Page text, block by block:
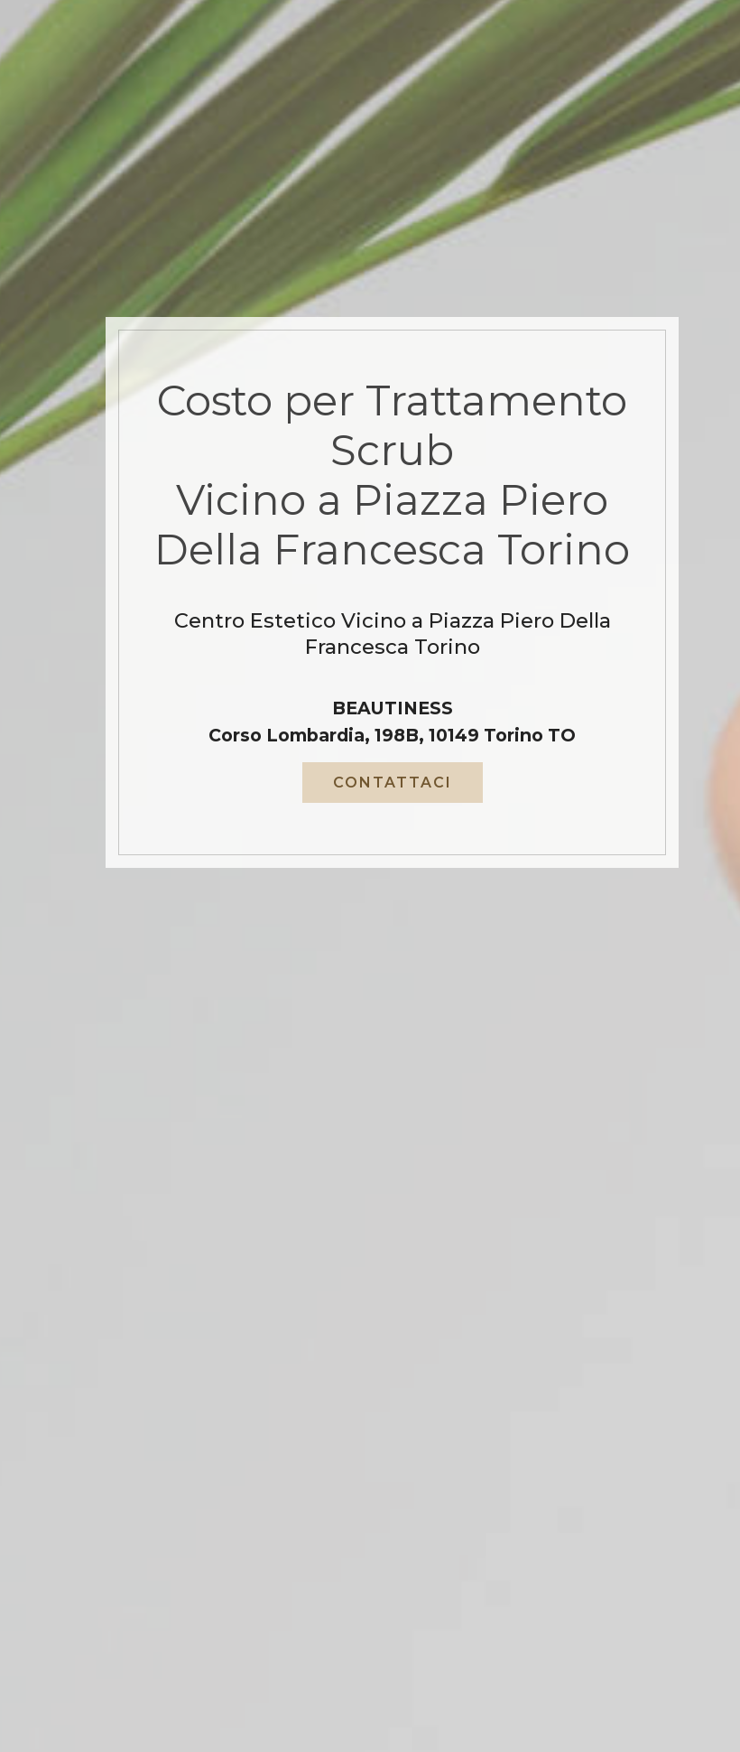
Costo per Trattamento
Scrub
Vicino a Piazza Piero
Della Francesca Torino
Centro Estetico Vicino a Piazza Piero Della
Francesca Torino
BEAUTINESS
Corso Lombardia, 198B, 10149 Torino TO
CONTATTACI